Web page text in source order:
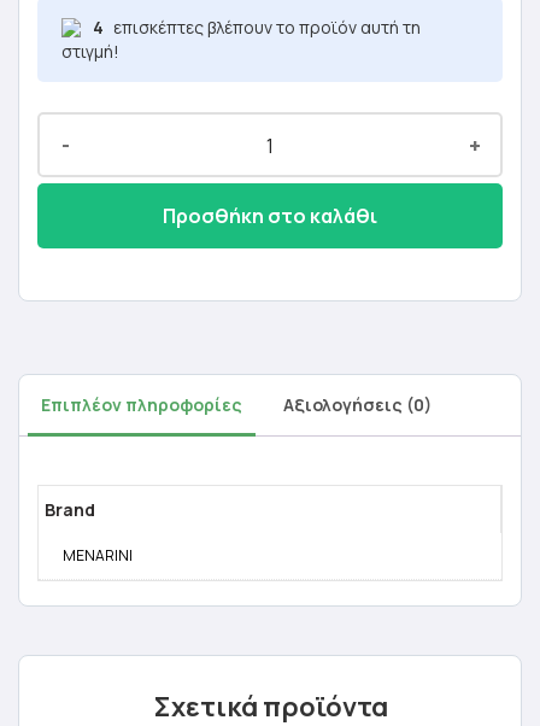
4 επισκέπτες βλέπουν το προϊόν αυτή τη
στιγμή!
- +
Προσθήκη στο καλάθι
Επιπλέον πληροφορίες Αξιολογήσεις (0)
Brand
MENARINI
Σχετικά προϊόντα